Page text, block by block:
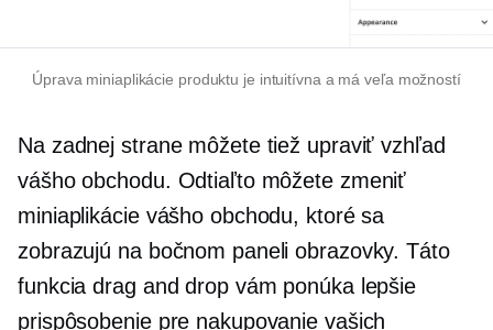
Úprava miniaplikácie produktu je intuitívna a má veľa možností
Na zadnej strane môžete tiež upraviť vzhľad
vášho obchodu. Odtiaľto môžete zmeniť
miniaplikácie vášho obchodu, ktoré sa
zobrazujú na bočnom paneli obrazovky. Táto
funkcia drag and drop vám ponúka lepšie
prispôsobenie pre nakupovanie vašich